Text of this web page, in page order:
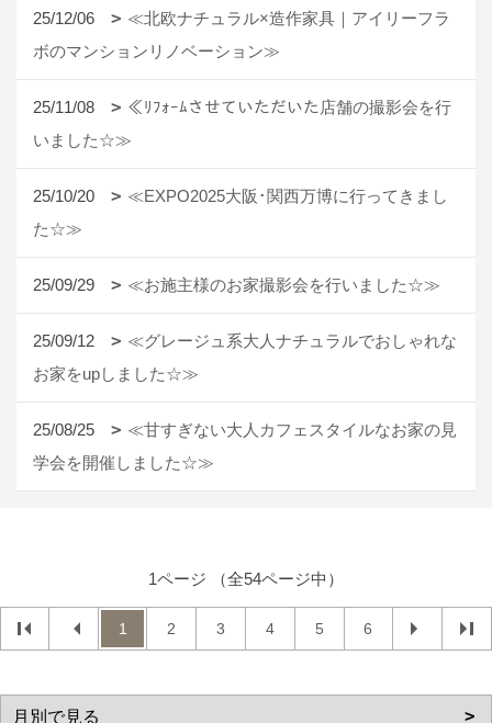
25/12/06
≪北欧ナチュラル×造作家具｜アイリーフラ
ボのマンションリノベーション≫
25/11/08
≪ﾘﾌｫｰﾑさせていただいた店舗の撮影会を行
いました☆≫
25/10/20
≪EXPO2025大阪･関西万博に行ってきまし
た☆≫
25/09/29 ≪お施主様のお家撮影会を行いました☆≫
25/09/12
≪グレージュ系大人ナチュラルでおしゃれな
お家をupしました☆≫
25/08/25
≪甘すぎない大人カフェスタイルなお家の見
学会を開催しました☆≫
1ページ （全54ページ中）
1 2 3 4 5 6